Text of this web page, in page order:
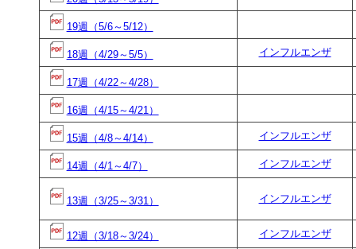
19週（5/6～5/12）
18週（4/29～5/5） インフルエンザ
17週（4/22～4/28）
16週（4/15～4/21）
15週（4/8～4/14） インフルエンザ
14週（4/1～4/7） インフルエンザ
13週（3/25～3/31） インフルエンザ
12週（3/18～3/24） インフルエンザ